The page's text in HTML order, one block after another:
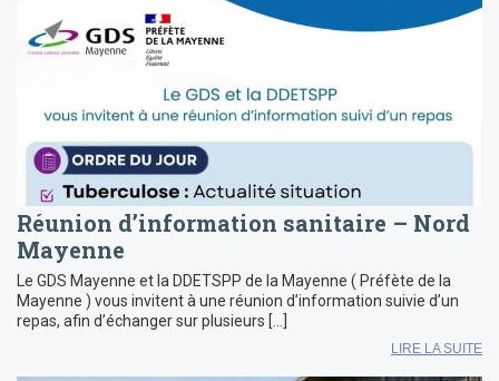
Réunion d’information sanitaire – Nord
Mayenne
Le GDS Mayenne et la DDETSPP de la Mayenne ( Préfète de la
Mayenne ) vous invitent à une réunion d’information suivie d’un
repas, afin d’échanger sur plusieurs […]
LIRE LA SUITE